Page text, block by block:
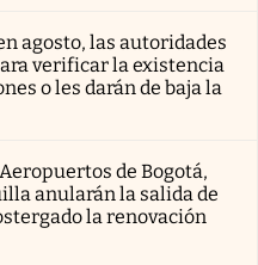
agosto, las autoridades
verificar la existencia
o les darán de baja la
de Bogotá,
anularán la salida de
la renovación